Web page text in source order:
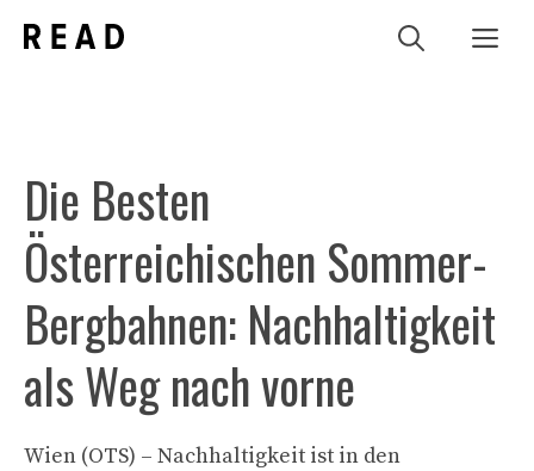
Inhalt
Die Besten
Österreichischen Sommer-
Bergbahnen: Nachhaltigkeit
als Weg nach vorne
Wien (OTS) – Nachhaltigkeit ist in den